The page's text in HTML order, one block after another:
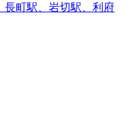
長町駅、岩切駅、利府